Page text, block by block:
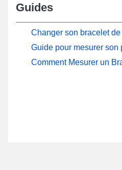
compatibilité sur les
Huawei. En utilisant sa
se raccorde avec
Guides
Changer son bracelet de
Guide pour mesurer son
Comment Mesurer un